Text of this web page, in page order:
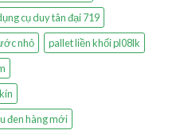
cụ duy tân đại 719
nhỏ
pallet liền khối pl08lk
đen hàng mới